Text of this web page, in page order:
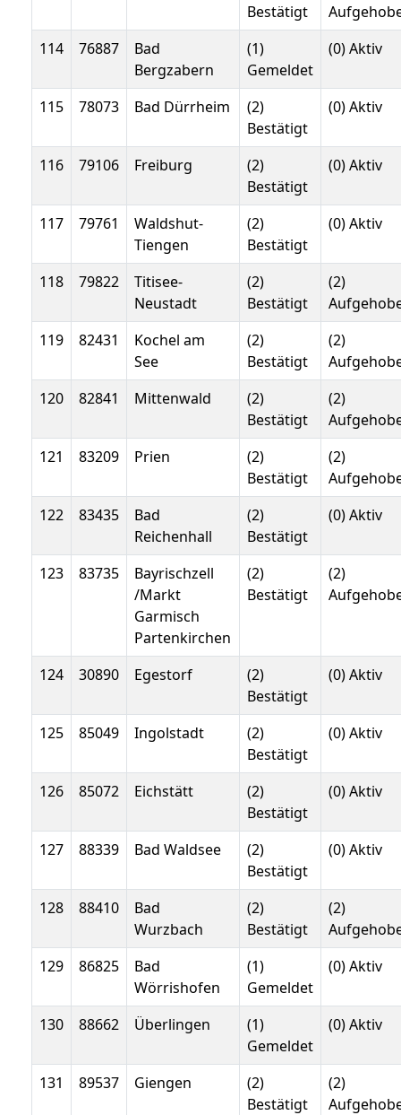
Bestätigt
114
76887
Bad
Bergzabern
(1)
Gemeldet
(0) Aktiv
115 78073 Bad Dürrheim
(2)
Bestätigt
(0) Aktiv
116 79106 Freiburg
(2)
Bestätigt
(0) Aktiv
117 79761
Waldshut-
Tiengen
(2)
Bestätigt
(0) Aktiv
118 79822
Titisee-
Neustadt
(2)
Bestätigt
(2)
119
82431
Kochel am
See
(2)
Bestätigt
(2)
120
82841 Mittenwald
(2)
Bestätigt
(2)
121
83209 Prien
(2)
Bestätigt
(2)
122
83435
Bad
Reichenhall
(2)
Bestätigt
(0) Aktiv
123 83735
Bayrischzell
/Markt
Garmisch
Partenkirchen
(2)
Bestätigt
(2)
124 30890 Egestorf
(2)
Bestätigt
(0) Aktiv
125 85049 Ingolstadt
(2)
Bestätigt
(0) Aktiv
126 85072 Eichstätt
(2)
Bestätigt
(0) Aktiv
127 88339 Bad Waldsee
(2)
Bestätigt
(0) Aktiv
128 88410
Bad
Wurzbach
(2)
Bestätigt
(2)
129
86825
Bad
Wörrishofen
(1)
Gemeldet
(0) Aktiv
130 88662 Überlingen
(1)
Gemeldet
(0) Aktiv
131 89537 Giengen
(2)
Bestätigt
(2)